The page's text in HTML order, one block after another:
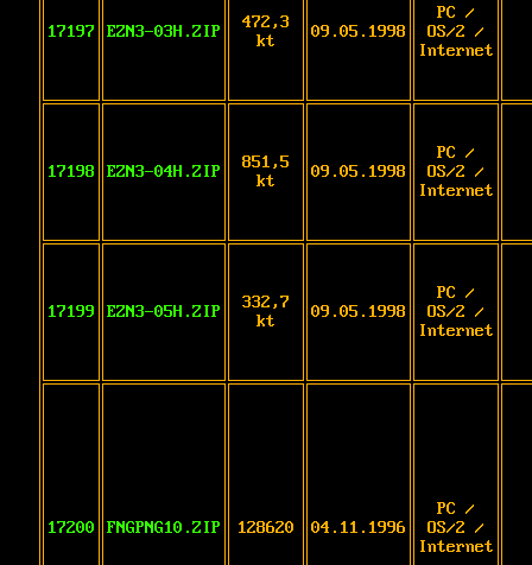
17197 EZN3-03H.ZIP
472,3
kt
09.05.1998
PC /
OS/2 /
Internet
17198 EZN3-04H.ZIP
851,5
kt
09.05.1998
PC /
OS/2 /
Internet
17199 EZN3-05H.ZIP
332,7
kt
09.05.1998
PC /
OS/2 /
Internet
17200 FNGPNG10.ZIP 128620 04.11.1996
PC /
OS/2 /
Internet